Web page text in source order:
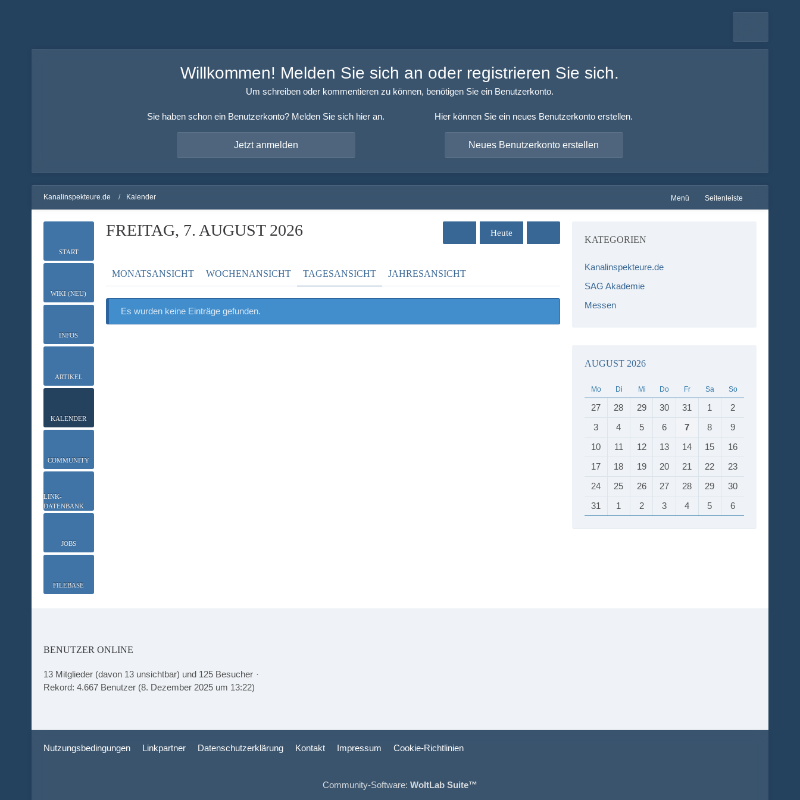
Willkommen! Melden Sie sich an oder registrieren Sie sich.
Um schreiben oder kommentieren zu können, benötigen Sie ein Benutzerkonto.
Sie haben schon ein Benutzerkonto? Melden Sie sich hier an.
Jetzt anmelden
Hier können Sie ein neues Benutzerkonto erstellen.
Neues Benutzerkonto erstellen
Kanalinspekteure.de Kalender Menü Seitenleiste
START
WIKI (NEU)
INFOS
ARTIKEL
KALENDER
COMMUNITY
LINK-
DATENBANK
JOBS
FILEBASE
FREITAG, 7. AUGUST 2026 Heute
MONATSANSICHT WOCHENANSICHT TAGESANSICHT JAHRESANSICHT
Es wurden keine Einträge gefunden.
KATEGORIEN
Kanalinspekteure.de
SAG Akademie
Messen
AUGUST 2026
Mo Di Mi Do Fr Sa So
27 28 29 30 31 1
2
3
4 5 6 7 8
9
10
11 12 13 14 15
16
17
18 19 20 21 22
23
24
25 26 27 28 29
30
31
1 2 3 4 5 6
BENUTZER ONLINE
13 Mitglieder (davon 13 unsichtbar) und 125 Besucher
Rekord: 4.667 Benutzer (8. Dezember 2025 um 13:22)
Nutzungsbedingungen Linkpartner Datenschutzerklärung Kontakt Impressum Cookie-Richtlinien
Community-Software: WoltLab Suite™